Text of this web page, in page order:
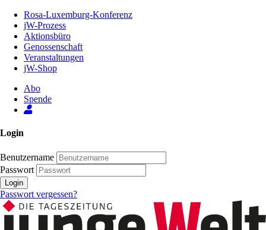
Inhalt
Seite
Rosa-Luxemburg-Konferenz
jW-Prozess
Aktionsbüro
Genossenschaft
Veranstaltungen
jW-Shop
Abo
Spende
Login
Benutzername
Passwort
Login
Passwort vergessen?